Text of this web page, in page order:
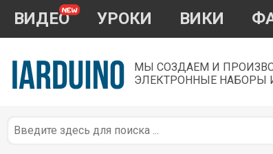
ВИДЕО УРОКИ ВИКИ
МЫ СОЗДАЕМ И
ЭЛЕКТРОННЫЕ НАБОРЫ